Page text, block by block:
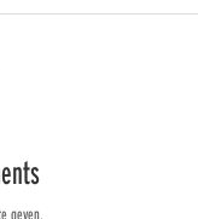
geven.